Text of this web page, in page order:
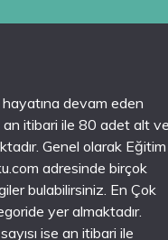
hayatına devam eden
an itibari ile 80 adet alt
Genel olarak Eğitim
adresinde birçok
bulabilirsiniz. En Çok
yer almaktadır.
ise an itibari ile